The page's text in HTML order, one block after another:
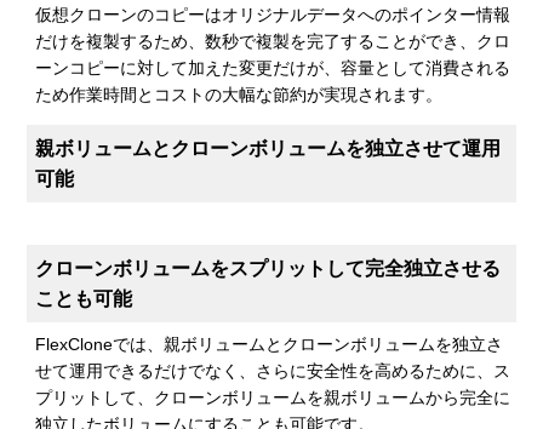
仮想クローンのコピーはオリジナルデータへのポインター情報
だけを複製するため、数秒で複製を完了することができ、クロ
ーンコピーに対して加えた変更だけが、容量として消費される
ため作業時間とコストの大幅な節約が実現されます。
親ボリュームとクローンボリュームを独立させて運用
可能
クローンボリュームをスプリットして完全独立させる
ことも可能
FlexCloneでは、親ボリュームとクローンボリュームを独立さ
せて運用できるだけでなく、さらに安全性を高めるために、ス
プリットして、クローンボリュームを親ボリュームから完全に
独立したボリュームにすることも可能です。